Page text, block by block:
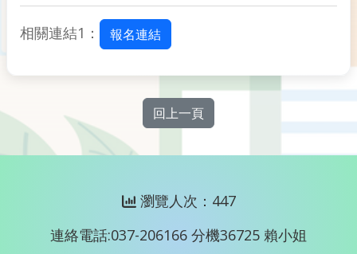
相關連結1： 報名連結
回上一頁
瀏覽人次：447
連絡電話:037-206166 分機36725 賴小姐